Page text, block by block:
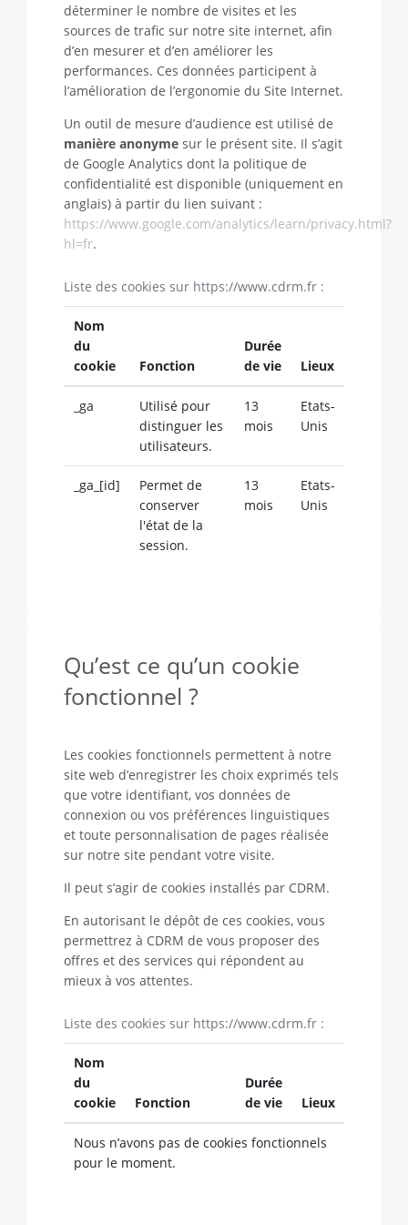
déterminer le nombre de visites et les
sources de trafic sur notre site internet, afin
d’en mesurer et d’en améliorer les
performances. Ces données participent à
l’amélioration de l’ergonomie du Site Internet.
Un outil de mesure d’audience est utilisé de
manière anonyme sur le présent site. Il s’agit
de Google Analytics dont la politique de
confidentialité est disponible (uniquement en
anglais) à partir du lien suivant :
https://www.google.com/analytics/learn/privacy.html?
hl=fr.
Liste des cookies sur https://www.cdrm.fr :
Nom
du
cookie
Fonction
Durée
de vie
Lieux
_ga
Utilisé pour
distinguer les
utilisateurs.
13
mois
Etats-
Unis
_ga_[id]
Permet de
conserver
l'état de la
session.
13
mois
Etats-
Unis
Qu’est ce qu’un cookie
fonctionnel ?
Les cookies fonctionnels permettent à notre
site web d’enregistrer les choix exprimés tels
que votre identifiant, vos données de
connexion ou vos préférences linguistiques
et toute personnalisation de pages réalisée
sur notre site pendant votre visite.
Il peut s’agir de cookies installés par CDRM.
En autorisant le dépôt de ces cookies, vous
permettrez à CDRM de vous proposer des
offres et des services qui répondent au
mieux à vos attentes.
Liste des cookies sur https://www.cdrm.fr :
Nom
du
cookie
Fonction
Durée
de vie
Lieux
Nous n’avons pas de cookies fonctionnels
pour le moment.